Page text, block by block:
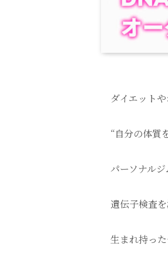
ダイエット
“自分の体質
パーソナル
遺伝子検査
生まれ持っ